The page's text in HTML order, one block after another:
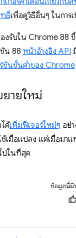
ธิ์เพื่อดูวิธีอื่นๆ ในการ
รับใน Chrome 88
น 88 หน้าอ้างอิง API
ร์ชันขั้นต่ำของ Chrome
ายใหม่
ด้เพิ่มฟีเจอร์ใหม่ๆ อย่
มื่อแปลง แต่เมื่อมา
ปในที่สุด
ข้อมูลนี้มี